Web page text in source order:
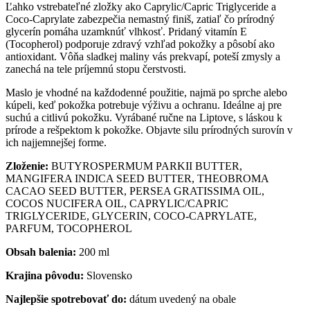
Ľahko vstrebateľné zložky ako Caprylic/Capric Triglyceride a
Coco-Caprylate zabezpečia nemastný finiš, zatiaľ čo prírodný
glycerín pomáha uzamknúť vlhkosť. Pridaný vitamín E
(Tocopherol) podporuje zdravý vzhľad pokožky a pôsobí ako
antioxidant. Vôňa sladkej maliny vás prekvapí, poteší zmysly a
zanechá na tele príjemnú stopu čerstvosti.
Maslo je vhodné na každodenné použitie, najmä po sprche alebo
kúpeli, keď pokožka potrebuje výživu a ochranu. Ideálne aj pre
suchú a citlivú pokožku. Vyrábané ručne na Liptove, s láskou k
prírode a rešpektom k pokožke. Objavte silu prírodných surovín v
ich najjemnejšej forme.
Zloženie: BUTYROSPERMUM PARKII BUTTER,
MANGIFERA INDICA SEED BUTTER, THEOBROMA
CACAO SEED BUTTER, PERSEA GRATISSIMA OIL,
COCOS NUCIFERA OIL, CAPRYLIC/CAPRIC
TRIGLYCERIDE, GLYCERIN, COCO-CAPRYLATE,
PARFUM, TOCOPHEROL
Obsah balenia: 200 ml
Krajina pôvodu: Slovensko
Najlepšie spotrebovať do: dátum uvedený na obale